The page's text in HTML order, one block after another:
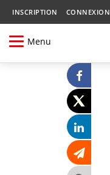
INSCRIPTION CONNEXION
Menu